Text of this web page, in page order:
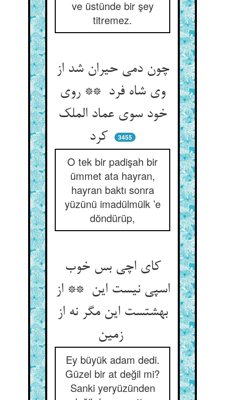
ve üstünde bir şey
titremez.
چون دمی حیران شد از
وی شاه فرد ** روی
خود سوی عماد الملک
3455
O tek bir padişah bir
ümmet ata hayran,
hayran baktı sonra
yüzünü imadülmülk ’e
döndürüp,
کای اچی بس خوب
اسپی نیست این ** از
بهشتست این مگر نه از
Ey büyük adam dedi.
Güzel bir at değil mi?
Sanki yeryüzünden